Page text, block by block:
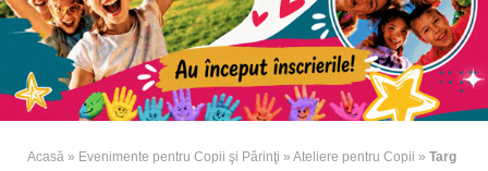
Acasă » Evenimente pentru Copii şi Părinţi » Ateliere pentru Copii » Targ